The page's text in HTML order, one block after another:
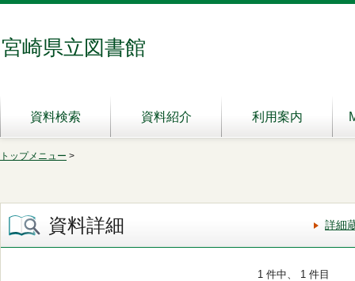
宮崎県立図書館
資料検索 資料紹介 利用案内
トップメニュー >
資料詳細 詳細
1 件中、 1 件目